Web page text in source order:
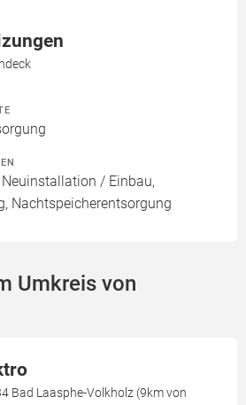
/ Einbau,
Nachtspeicherentsorgung
Umkreis von
Bad Laasphe-Volkholz (9km von